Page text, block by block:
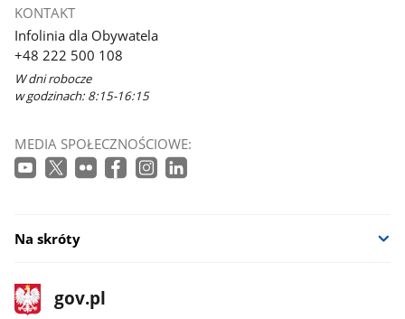
KONTAKT
Infolinia dla Obywatela
+48 222 500 108
W dni robocze
w godzinach: 8:15-16:15
MEDIA SPOŁECZNOŚCIOWE:
Na skróty
stopka
gov.pl
Strona
gov.pl